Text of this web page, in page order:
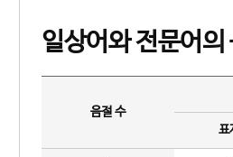
일상어와 전문어의
음절 수
표